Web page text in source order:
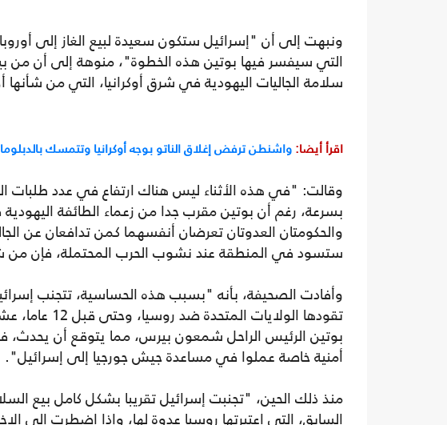
ونبهت إلى أن "إسرائيل ستكون سعيدة لبيع الغاز إلى
التي سيفسر فيها بوتين هذه الخطوة"، منوهة إلى أن من
سلامة الجاليات اليهودية في شرق أوكرانيا، التي من
اقرأ أيضا: واشنطن ترفض إغلاق الناتو بوجه أوكرانيا وتتمسك
وقالت: "في هذه الأثناء ليس هناك ارتفاع في عدد طلبات
بسرعة، رغم أن بوتين مقرب جدا من زعماء الطائفة
والحكومتان العدوتان تعرضان أنفسهما كمن تدافعان عن
ستسود في المنطقة عند نشوب الحرب المحتملة، فإن من
وأفادت الصحيفة، بأنه "بسبب هذه الحساسية، تتجنب
بوتين الرئيس الراحل شمعون بيرس، مما يتوقع أن يحدث،
أمنية خاصة عملوا في مساعدة جيش جورجيا إلى إسرائيل".
منذ ذلك الحين، "تجنبت إسرائيل تقريبا بشكل كامل بيع
السابق، التي اعتبرتها روسيا عدوة لها، وإذا اضطرت إلى